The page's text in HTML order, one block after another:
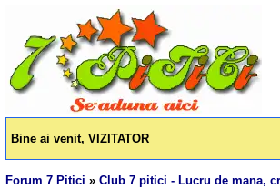
Bine ai venit, VIZITATOR
Forum 7 Pitici »Club 7 pitici - Lucru de mana,